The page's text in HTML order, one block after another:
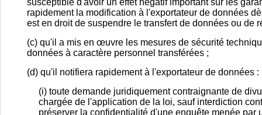
susceptible d'avoir un effet négatif important sur les
rapidement la modification à l'exportateur de données
est en droit de suspendre le transfert de données ou de
(c) qu'il a mis en œuvre les mesures de sécurité
données à caractère personnel transférées ;
(d) qu'il notifiera rapidement à l'exportateur de données :
(i) toute demande juridiquement contraignante de
chargée de l'application de la loi, sauf interdiction
préserver la confidentialité d'une enquête menée